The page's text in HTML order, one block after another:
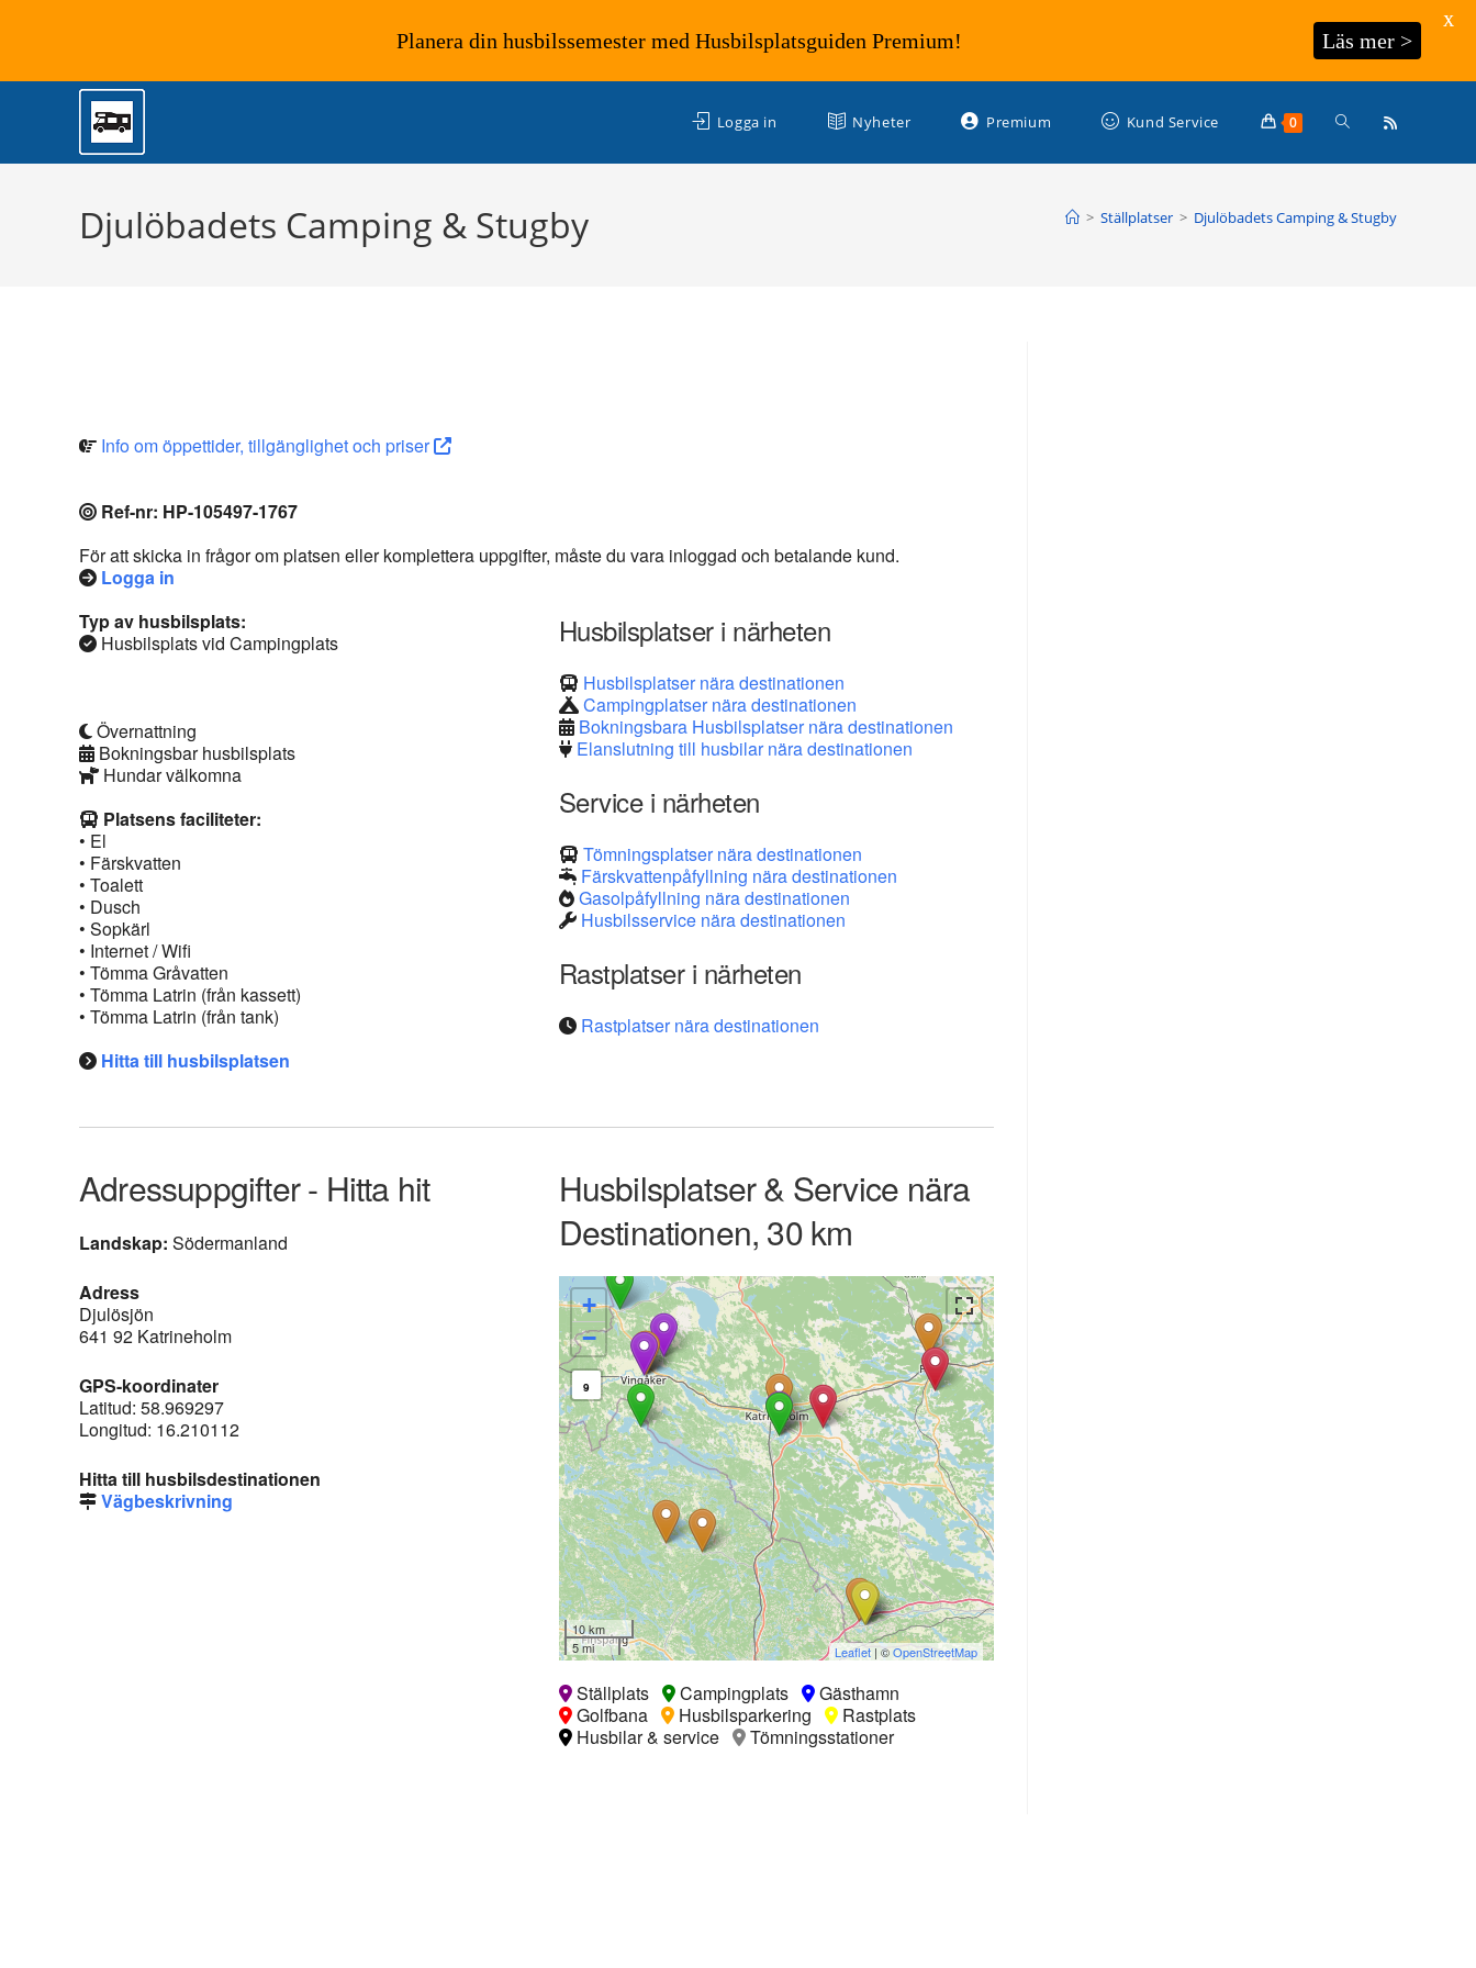
Logga in Nyheter Premium Kund Service 0 Slå
Djulöbadets Camping & Stugby > Ställplatser > Djulöbadets Camping & Stugby
Info om öppettider, tillgänglighet och priser
Ref-nr: HP-105497-1767
För att skicka in frågor om platsen eller komplettera uppgifter, måste du vara inloggad och betalande kund.
Logga in
Typ av husbilsplats:
Husbilsplats vid Campingplats
Övernattning
Bokningsbar husbilsplats
Hundar välkomna
Platsens faciliteter:
• El
• Färskvatten
• Toalett
• Dusch
• Sopkärl
• Internet / Wifi
• Tömma Gråvatten
• Tömma Latrin (från kassett)
• Tömma Latrin (från tank)
Hitta till husbilsplatsen
Husbilsplatser i närheten
Husbilsplatser nära destinationen
Campingplatser nära destinationen
Bokningsbara Husbilsplatser nära destinationen
Elanslutning till husbilar nära destinationen
Service i närheten
Tömningsplatser nära destinationen
Färskvattenpåfyllning nära destinationen
Gasolpåfyllning nära destinationen
Husbilsservice nära destinationen
Rastplatser i närheten
Rastplatser nära destinationen
Adressuppgifter - Hitta hit
Landskap: Södermanland
Adress
Djulösjön
641 92 Katrineholm
GPS-koordinater
Latitud: 58.969297
Longitud: 16.210112
Hitta till husbilsdestinationen
Vägbeskrivning
Husbilsplatser & Service nära
Destinationen, 30 km
+
−
9
10 km
5 mi
Leaflet| ©OpenStreetMap
Ställplats Campingplats
Gästhamn
Golfbana
Husbilsparkering
Rastplats
Husbilar & service
Tömningsstationer
Planera din husbilssemester med Husbilsplatsguiden Premium! Läs mer >
X